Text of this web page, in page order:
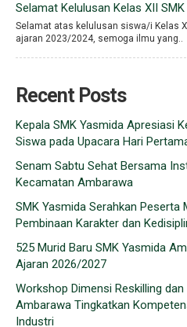
Selamat Kelulusan Kelas XII
Selamat atas kelulusan siswa/i Kelas
ajaran 2023/2024, semoga ilmu yang..
Recent Posts
Kepala SMK Yasmida Apresiasi
Siswa pada Upacara Hari
Senam Sabtu Sehat Bersama
Kecamatan Ambarawa
SMK Yasmida Serahkan Peserta
Pembinaan Karakter dan
525 Murid Baru SMK Yasmida
Ajaran 2026/2027
Workshop Dimensi Reskilling
Ambarawa Tingkatkan
Industri